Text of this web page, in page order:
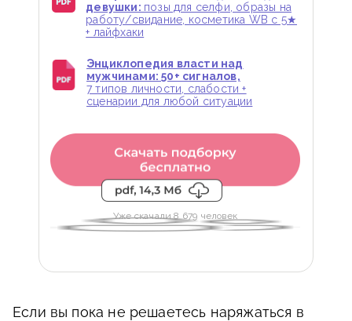
Уже скачали 8 679 человек
девушки: позы для селфи, образы на
работу/свидание, косметика WB с 5★
+ лайфхаки
Энциклопедия власти над
мужчинами: 50+ сигналов,
7 типов личности, слабости +
сценарии для любой ситуации
Если вы пока не решаетесь наряжаться в